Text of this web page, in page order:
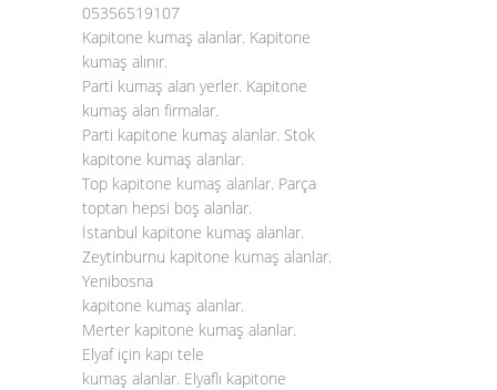
05356519107
Kapitone kumaş alanlar. Kapitone
kumaş alınır.
Parti kumaş alan yerler. Kapitone
kumaş alan firmalar.
Parti kapitone kumaş alanlar. Stok
kapitone kumaş alanlar.
Top kapitone kumaş alanlar. Parça
toptan hepsi boş alanlar.
İstanbul kapitone kumaş alanlar.
Zeytinburnu kapitone kumaş alanlar.
Yenibosna
kapitone kumaş alanlar.
Merter kapitone kumaş alanlar.
Elyaf için kapı tele
kumaş alanlar. Elyaflı kapitone